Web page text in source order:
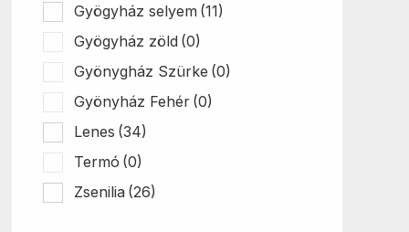
Gyögyház selyem (11)
Gyögyház zöld (0)
Gyönygház Szürke (0)
Gyönyház Fehér (0)
Lenes (34)
Termó (0)
Zsenilia (26)